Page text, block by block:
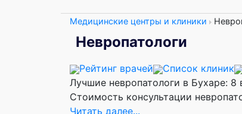
Медицинские центры и клиники
Невропатологи
Рейтинг врачей Список клиник
Лучшие невропатологи в Бухаре:
Стоимость консультации
Читать далее...